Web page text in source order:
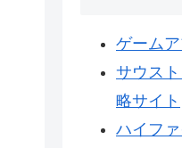
ゲーム
サウス
略サイト
ハイフ